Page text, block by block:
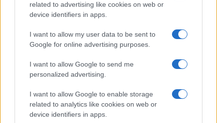
related to advertising like cookies on web or
device identifiers in apps.
I want to allow my user data to be sent to
Google for online advertising purposes.
I want to allow Google to send me
personalized advertising.
I want to allow Google to enable storage
related to analytics like cookies on web or
device identifiers in apps.
Notizie in tempo reale?
Entra nel canale telegram di
GalluraOggi.it
Ricevi le nostre ultime news
daGoogle News